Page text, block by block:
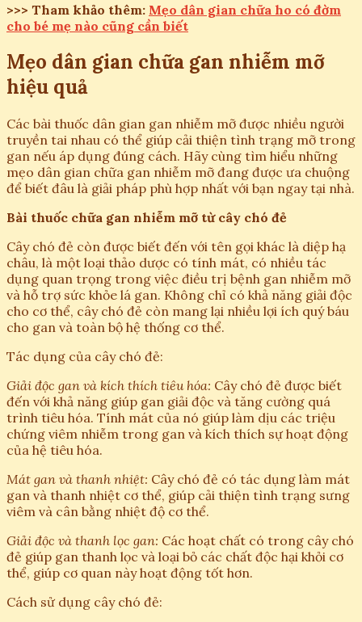
>>> Tham khảo thêm: Mẹo dân gian chữa ho có đờm
cho bé mẹ nào cũng cần biết
Mẹo dân gian chữa gan nhiễm mỡ
hiệu quả
Các bài thuốc dân gian gan nhiễm mỡ được nhiều người
truyền tai nhau có thể giúp cải thiện tình trạng mỡ trong
gan nếu áp dụng đúng cách. Hãy cùng tìm hiểu những
mẹo dân gian chữa gan nhiễm mỡ đang được ưa chuộng
để biết đâu là giải pháp phù hợp nhất với bạn ngay tại nhà.
Bài thuốc chữa gan nhiễm mỡ từ cây chó đẻ
Cây chó đẻ còn được biết đến với tên gọi khác là diệp hạ
châu, là một loại thảo dược có tính mát, có nhiều tác
dụng quan trọng trong việc điều trị bệnh gan nhiễm mỡ
và hỗ trợ sức khỏe lá gan. Không chỉ có khả năng giải độc
cho cơ thể, cây chó đẻ còn mang lại nhiều lợi ích quý báu
cho gan và toàn bộ hệ thống cơ thể.
Tác dụng của cây chó đẻ:
Giải độc gan và kích thích tiêu hóa: Cây chó đẻ được biết
đến với khả năng giúp gan giải độc và tăng cường quá
trình tiêu hóa. Tính mát của nó giúp làm dịu các triệu
chứng viêm nhiễm trong gan và kích thích sự hoạt động
của hệ tiêu hóa.
Mát gan và thanh nhiệt: Cây chó đẻ có tác dụng làm mát
gan và thanh nhiệt cơ thể, giúp cải thiện tình trạng sưng
viêm và cân bằng nhiệt độ cơ thể.
Giải độc và thanh lọc gan: Các hoạt chất có trong cây chó
đẻ giúp gan thanh lọc và loại bỏ các chất độc hại khỏi cơ
thể, giúp cơ quan này hoạt động tốt hơn.
Cách sử dụng cây chó đẻ: